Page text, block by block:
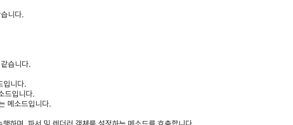
니다.
습니다.
니다.
드입니다.
메소드입니다.